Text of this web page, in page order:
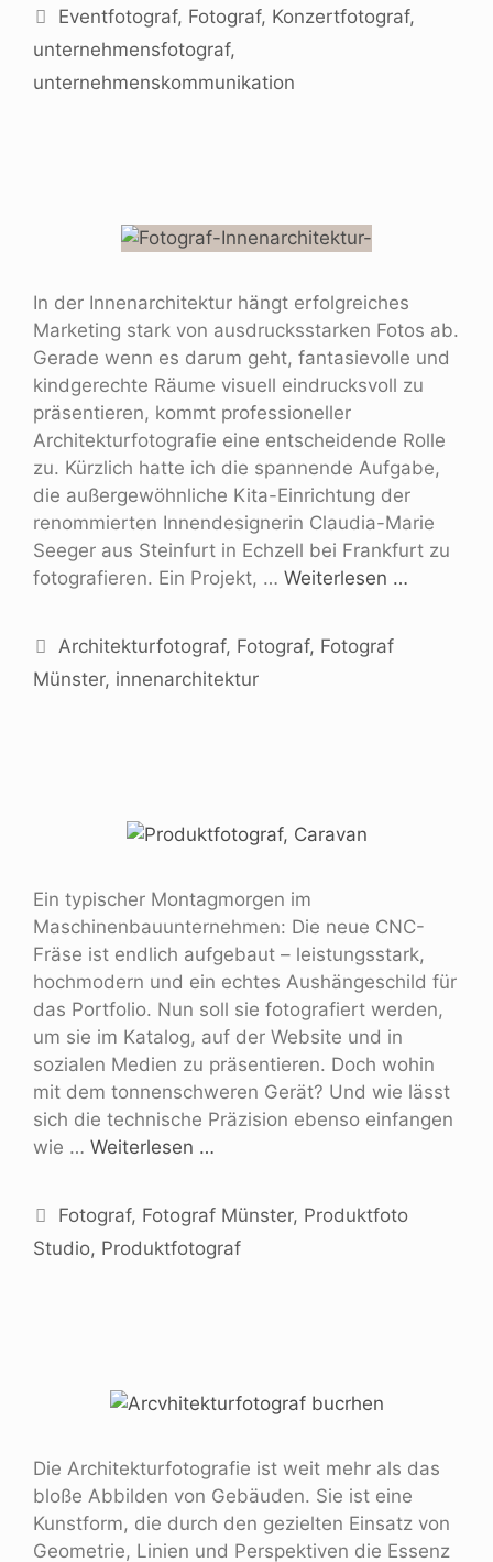
Eventfotograf, Fotograf, Konzertfotograf,
unternehmensfotograf,
unternehmenskommunikation
In der Innenarchitektur hängt erfolgreiches
Marketing stark von ausdrucksstarken Fotos ab.
Gerade wenn es darum geht, fantasievolle und
kindgerechte Räume visuell eindrucksvoll zu
präsentieren, kommt professioneller
Architekturfotografie eine entscheidende Rolle
zu. Kürzlich hatte ich die spannende Aufgabe,
die außergewöhnliche Kita-Einrichtung der
renommierten Innendesignerin Claudia-Marie
Seeger aus Steinfurt in Echzell bei Frankfurt zu
fotografieren. Ein Projekt, … Weiterlesen …
Architekturfotograf, Fotograf, Fotograf
Münster, innenarchitektur
Ein typischer Montagmorgen im
Maschinenbauunternehmen: Die neue CNC-
Fräse ist endlich aufgebaut – leistungsstark,
hochmodern und ein echtes Aushängeschild für
das Portfolio. Nun soll sie fotografiert werden,
um sie im Katalog, auf der Website und in
sozialen Medien zu präsentieren. Doch wohin
mit dem tonnenschweren Gerät? Und wie lässt
sich die technische Präzision ebenso einfangen
wie … Weiterlesen …
Fotograf, Fotograf Münster, Produktfoto
Studio, Produktfotograf
Die Architekturfotografie ist weit mehr als das
bloße Abbilden von Gebäuden. Sie ist eine
Kunstform, die durch den gezielten Einsatz von
Geometrie, Linien und Perspektiven die Essenz